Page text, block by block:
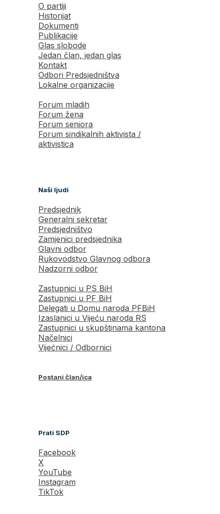
O partiji
Historijat
Dokumenti
Publikacije
Glas slobode
Jedan član, jedan glas
Kontakt
Odbori Predsjedništva
Lokalne organizacije
Forum mladih
Forum žena
Forum seniora
Forum sindikalnih aktivista /
aktivistica
Naši ljudi
Predsjednik
Generalni sekretar
Predsjedništvo
Zamjenici predsjednika
Glavni odbor
Rukovodstvo Glavnog odbora
Nadzorni odbor
Zastupnici u PS BiH
Zastupnici u PF BiH
Delegati u Domu naroda PFBiH
Izaslanici u Vijeću naroda RS
Zastupnici u skupštinama kantona
Načelnici
Vijećnici / Odbornici
Postani član/ica
Prati SDP
Facebook
X
YouTube
Instagram
TikTok